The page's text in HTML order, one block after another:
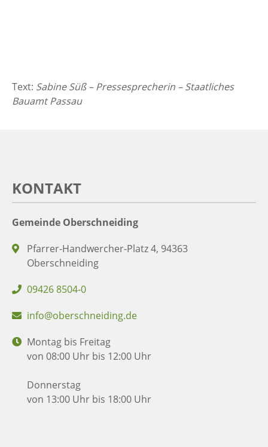
Text: Sabine Süß – Pressesprecherin – Staatliches
Bauamt Passau
KONTAKT
Gemeinde Oberschneiding
Pfarrer-Handwercher-Platz 4, 94363
Oberschneiding
09426 8504-0
info@oberschneiding.de
Montag bis Freitag
von 08:00 Uhr bis 12:00 Uhr
Donnerstag
von 13:00 Uhr bis 18:00 Uhr